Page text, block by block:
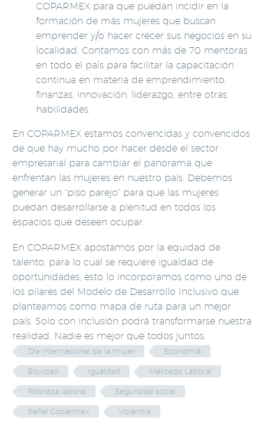
COPARMEX para que puedan incidir en la
formación de más mujeres que buscan
emprender y/o hacer crecer sus negocios en su
localidad. Contamos con más de 70 mentoras
en todo el país para facilitar la capacitación
continua en materia de emprendimiento,
finanzas, innovación, liderazgo, entre otras
habilidades.
En COPARMEX estamos convencidas y convencidos
de que hay mucho por hacer desde el sector
empresarial para cambiar el panorama que
enfrentan las mujeres en nuestro país. Debemos
generar un “piso parejo” para que las mujeres
puedan desarrollarse a plenitud en todos los
espacios que deseen ocupar.
En COPARMEX apostamos por la equidad de
talento, para lo cual se requiere igualdad de
oportunidades, esto lo incorporamos como uno de
los pilares del Modelo de Desarrollo Inclusivo que
planteamos como mapa de ruta para un mejor
país. Solo con inclusión podrá transformarse nuestra
realidad. Nadie es mejor que todos juntos.
Día Internacional de la mujer Economía
Equidad Igualdad Mercado Laboral
Pobreza laboral Seguridad social
Señal Coparmex Violencia